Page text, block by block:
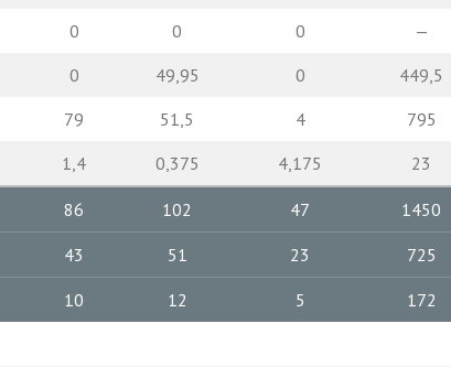
0 0 0
—
0 49,95 0
449,5
79 51,5 4
795
1,4 0,375 4,175 23
86 102 47 1450
43 51 23 725
10 12 5 172